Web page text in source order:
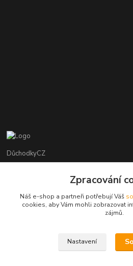
DůchodkyCZ
+420 412384749
objednavky@duchodky.cz
Zpracování
Náš e-shop a partneři potřebují Váš
cookies, aby Vám mohli zobrazovat
zájmů.
Nastavení